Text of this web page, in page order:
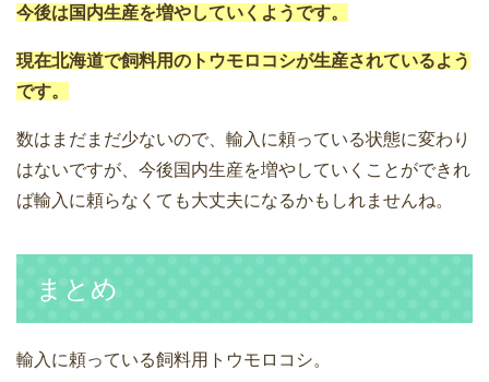
今後は国内生産を増やしていくようです。
現在北海道で飼料用のトウモロコシが生産されているよう
です。
数はまだまだ少ないので、輸入に頼っている状態に変わり
はないですが、今後国内生産を増やしていくことができれ
ば輸入に頼らなくても大丈夫になるかもしれませんね。
まとめ
輸入に頼っている飼料用トウモロコシ。